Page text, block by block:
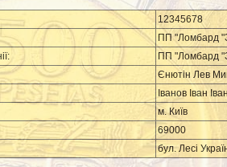
12345678
ПП "Ломбард
ПП "Ломбард
Єнютін Лев
Іванов Іван
м. Київ
69000
бул. Лесі